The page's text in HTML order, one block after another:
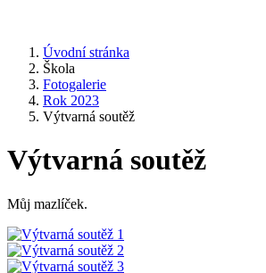
Úvodní stránka
Škola
Fotogalerie
Rok 2023
Výtvarná soutěž
Výtvarná soutěž
Můj mazlíček.